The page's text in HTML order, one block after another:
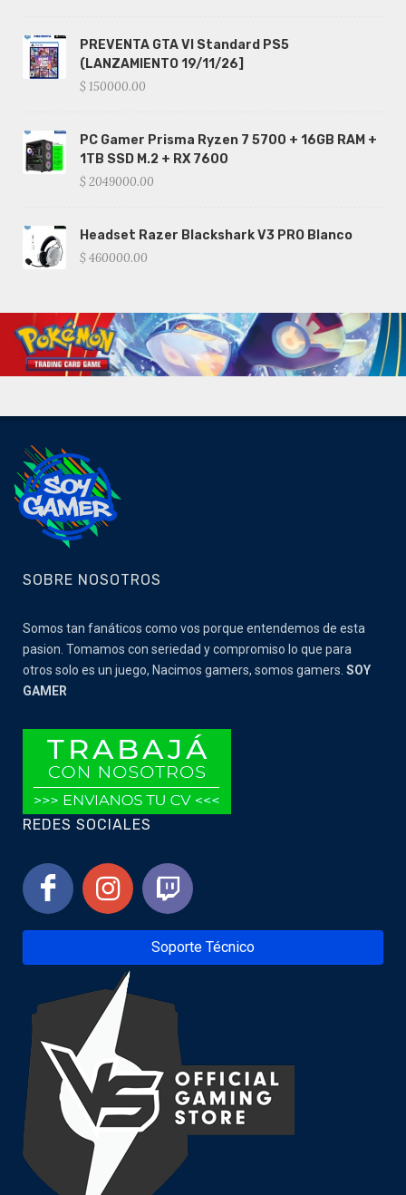
PREVENTA GTA VI Standard PS5
(LANZAMIENTO 19/11/26]
$ 150000.00
PC Gamer Prisma Ryzen 7 5700 + 16GB RAM +
1TB SSD M.2 + RX 7600
$ 2049000.00
Headset Razer Blackshark V3 PRO Blanco
$ 460000.00
SOBRE NOSOTROS
Somos tan fanáticos como vos porque entendemos de esta
pasion. Tomamos con seriedad y compromiso lo que para
otros solo es un juego, Nacimos gamers, somos gamers. SOY
GAMER
REDES SOCIALES
Soporte Técnico